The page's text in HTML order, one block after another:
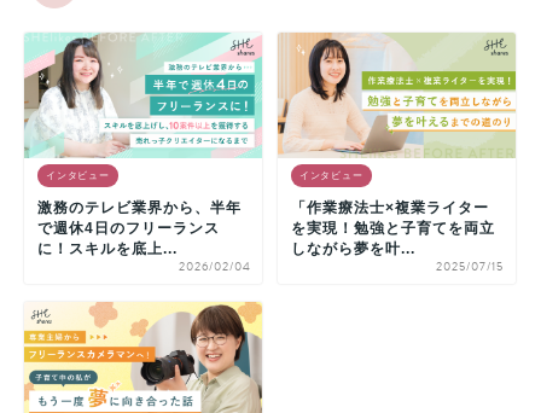
インタビュー
激務のテレビ業界から、半年
で週休4日のフリーランス
に！スキルを底上...
2026/02/04
インタビュー
「作業療法士×複業ライター
を実現！勉強と子育てを両立
しながら夢を叶...
2025/07/15